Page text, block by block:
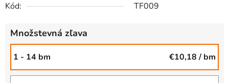
Kód:
TF009
Množstevná zľava
1 - 14 bm €10,18 / bm